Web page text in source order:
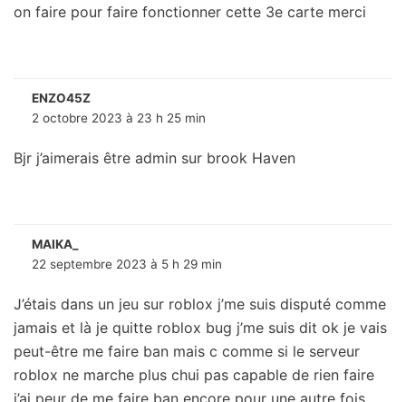
on faire pour faire fonctionner cette 3e carte merci
ENZO45Z
2 octobre 2023 à 23 h 25 min
Bjr j’aimerais être admin sur brook Haven
MAIKA_
22 septembre 2023 à 5 h 29 min
J’étais dans un jeu sur roblox j’me suis disputé comme
jamais et là je quitte roblox bug j’me suis dit ok je vais
peut-être me faire ban mais c comme si le serveur
roblox ne marche plus chui pas capable de rien faire
j’ai peur de me faire ban encore pour une autre fois